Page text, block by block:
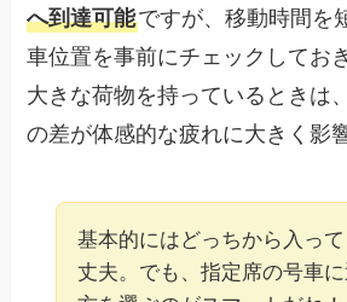
へ到達可能ですが、移動時間を
車位置を事前にチェックしてお
大きな荷物を持っているときは
の差が体感的な疲れに大きく影
基本的にはどっちから入っ
丈夫。でも、指定席の号車